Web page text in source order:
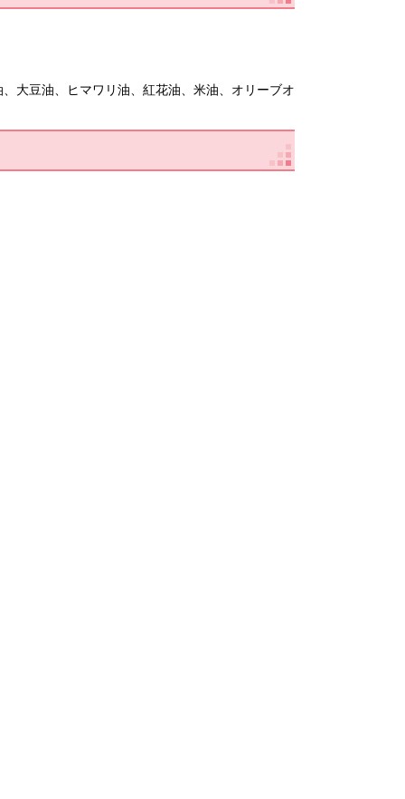
大豆油、ヒマワリ油、紅花油、米油、オリーブオ